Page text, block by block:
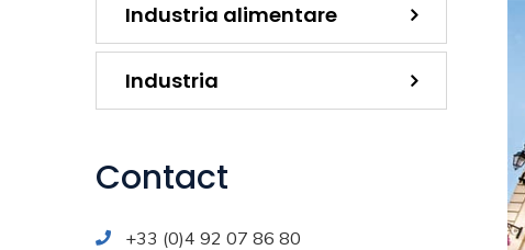
Industria alimentare
Industria
Contact
+33 (0)4 92 07 86 80